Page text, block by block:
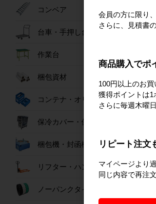
コンベア
台車・手押し台車
作業台
梱包資材
コンテナ・オリコン
保冷カバー・保冷ボックス
梱包機・封函機
リフター・ハンドパレット
ノーパンクタイヤ
会員の方に限り
さらに、見積書
商品購入でポ
100円以上のお買
獲得ポイントは1
さらに毎週木曜
リピート注文
マイページより
同じ内容で再注